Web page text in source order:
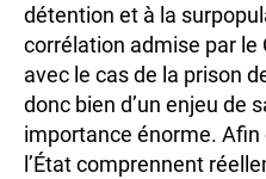
détention et à la
corrélation admise par
avec le cas de la prison
donc bien d’un enjeu de
importance énorme.
l’État comprennent